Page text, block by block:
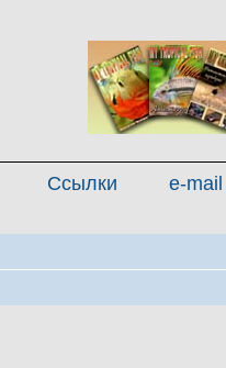
Ссылки e-mail